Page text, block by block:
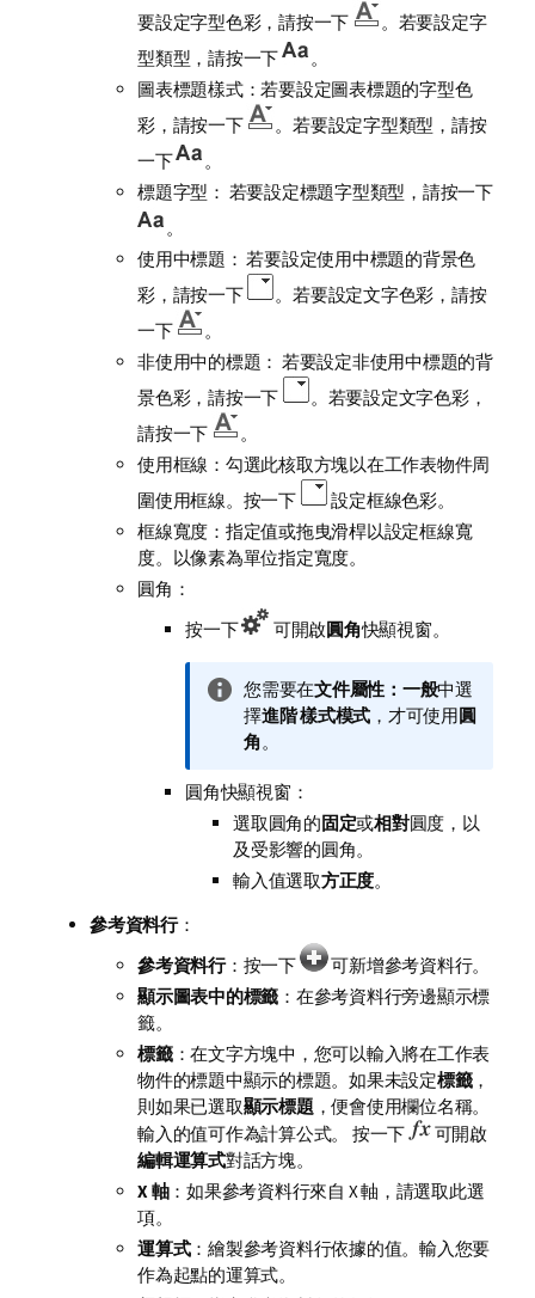
要設定字型色彩，請按一下
。若要設定字
型類型，請按一下
。
圖表標題樣式：若要設定圖表標題的字型色
彩，請按一下
。若要設定字型類型，請按
一下
。
標題字型： 若要設定標題字型類型，請按一下
。
使用中標題： 若要設定使用中標題的背景色
彩，請按一下
。若要設定文字色彩，請按
一下
。
非使用中的標題： 若要設定非使用中標題的背
景色彩，請按一下
。若要設定文字色彩，
請按一下
。
使用框線：勾選此核取方塊以在工作表物件周
圍使用框線。按一下
設定框線色彩。
框線寬度：指定值或拖曳滑桿以設定框線寬
度。以像素為單位指定寬度。
圓角：
按一下
可開啟圓角快顯視窗。
資
訊
備
您需要在文件屬性：一般中選
擇進階樣式模式 ，才可使用圓
角。
圓角快顯視窗：
選取圓角的固定或相對圓度，以
及受影響的圓角。
輸入值選取方正度。
參考資料行：
參考資料行：按一下
可新增參考資料行。
顯示圖表中的標籤 ：在參考資料行旁邊顯示標
籤。
標籤：在文字方塊中，您可以輸入將在工作表
物件的標題中顯示的標題。如果未設定標籤，
則如果已選取顯示標題 ，便會使用欄位名稱。
輸入的值可作為計算公式。 按一下
可開啟
編輯運算式對話方塊。
X 軸：如果參考資料行來自 X 軸，請選取此選
項。
運算式：繪製參考資料行依據的值。輸入您要
作為起點的運算式。